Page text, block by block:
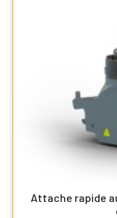
Attache rapide